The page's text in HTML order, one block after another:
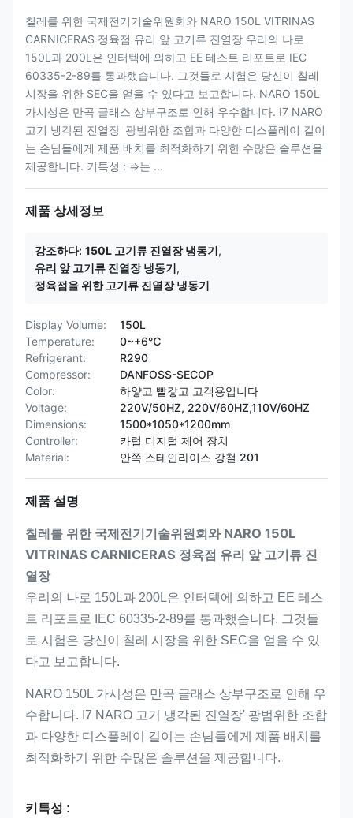
칠레를 위한 국제전기기술위원회와 NARO 150L VITRINAS
CARNICERAS 정육점 유리 앞 고기류 진열장 우리의 나로
150L과 200L은 인터텍에 의하고 EE 테스트 리포트로 IEC
60335-2-89를 통과했습니다. 그것들로 시험은 당신이 칠레
시장을 위한 SEC을 얻을 수 있다고 보고합니다. NARO 150L
가시성은 만곡 글래스 상부구조로 인해 우수합니다. I7 NARO
고기 냉각된 진열장' 광범위한 조합과 다양한 디스플레이 길이
는 손님들에게 제품 배치를 최적화하기 위한 수많은 솔루션을
제공합니다. 키특성 : ⇒는 ...
제품 상세정보
강조하다: 150L 고기류 진열장 냉동기,
유리 앞 고기류 진열장 냉동기,
정육점을 위한 고기류 진열장 냉동기
Display Volume:
150L
Temperature:
0~+6℃
Refrigerant:
R290
Compressor:
DANFOSS-SECOP
Color:
하얗고 빨갛고 고객용입니다
Voltage:
220V/50HZ, 220V/60HZ,110V/60HZ
Dimensions:
1500*1050*1200mm
Controller:
카럴 디지털 제어 장치
Material:
안쪽 스테인라이스 강철 201
제품 설명
칠레를 위한 국제전기기술위원회와 NARO 150L
VITRINAS CARNICERAS 정육점 유리 앞 고기류 진
열장
우리의 나로 150L과 200L은 인터텍에 의하고 EE 테스
트 리포트로 IEC 60335-2-89를 통과했습니다. 그것들
로 시험은 당신이 칠레 시장을 위한 SEC을 얻을 수 있
다고 보고합니다.
NARO 150L 가시성은 만곡 글래스 상부구조로 인해 우
수합니다. I7 NARO 고기 냉각된 진열장' 광범위한 조합
과 다양한 디스플레이 길이는 손님들에게 제품 배치를
최적화하기 위한 수많은 솔루션을 제공합니다.
키특성 :